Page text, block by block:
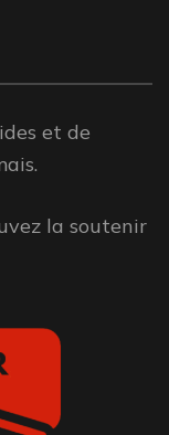
et de
la soutenir